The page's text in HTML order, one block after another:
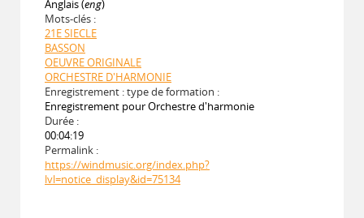
Anglais (eng)
Mots-clés :
21E SIECLE
BASSON
OEUVRE ORIGINALE
ORCHESTRE D'HARMONIE
Enregistrement : type de formation :
Enregistrement pour Orchestre d'harmonie
Durée :
00:04:19
Permalink :
https://windmusic.org/index.php?
lvl=notice_display&id=75134